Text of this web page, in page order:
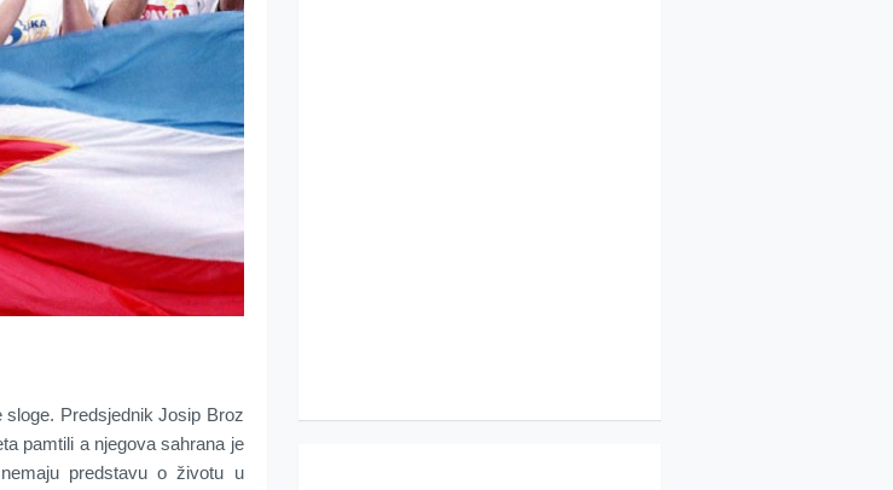
sloge. Predsjednik Josip Broz
pamtili a njegova sahrana je
predstavu o životu u